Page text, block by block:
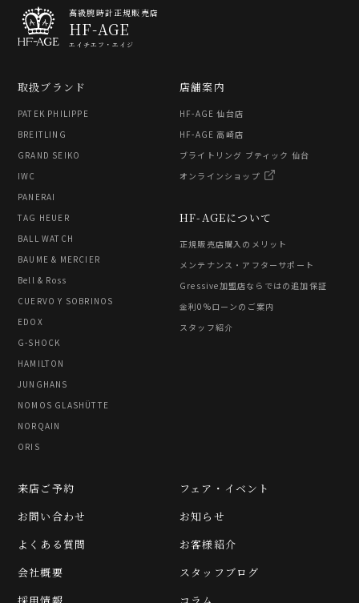
高級腕時計正規販売店
HF-AGE
エイチエフ・エイジ
取扱ブランド
PATEK PHILIPPE
BREITLING
GRAND SEIKO
IWC
PANERAI
TAG HEUER
BALL WATCH
BAUME & MERCIER
Bell & Ross
CUERVO Y SOBRINOS
EDOX
G-SHOCK
HAMILTON
JUNGHANS
NOMOS GLASHÜTTE
NORQAIN
ORIS
HF-AGEについて
正規販売店購入のメリット
メンテナンス・アフターサポート
Gressive加盟店ならではの追加保証
金利0%ローンのご案内
スタッフ紹介
店舗案内
HF-AGE 仙台店
HF-AGE 高崎店
ブライトリング ブティック 仙台
オンラインショップ
フェア・イベント
お知らせ
お客様紹介
スタッフブログ
来店ご予約
お問い合わせ
よくある質問
会社概要